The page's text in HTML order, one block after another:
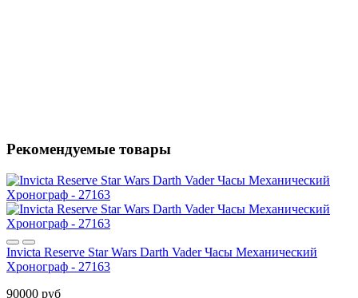
Рекомендуемые товары
Invicta Reserve Star Wars Darth Vader Часы Механический
Хронограф - 27163
90000 руб